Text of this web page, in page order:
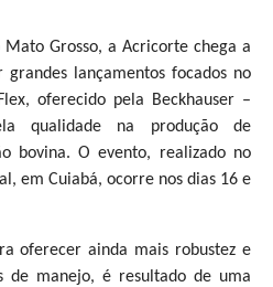
Grosso, a Acricorte chega a
lançamentos focados no
oferecido pela Beckhauser –
qualidade na produção de
bovina. O evento, realizado no
em Cuiabá, ocorre nos dias 16 e
oferecer ainda mais robustez e
de manejo, é resultado de uma